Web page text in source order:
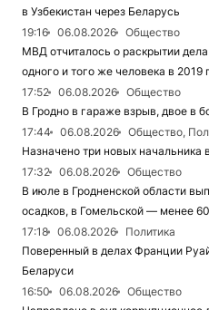
в Узбекистан через Беларусь
19:16
06.08.2026
Общество
МВД отчиталось о раскрытии
одного и того же человека в 2019
17:52
06.08.2026
Общество
В Гродно в гараже взрыв, двое в
17:44
06.08.2026
Общество,
Назначено три новых начальника
17:32
06.08.2026
Общество
В июле в Гродненской области
осадков, в Гомельской — менее
17:18
06.08.2026
Политика
Поверенный в делах Франции
Беларуси
16:50
06.08.2026
Общество